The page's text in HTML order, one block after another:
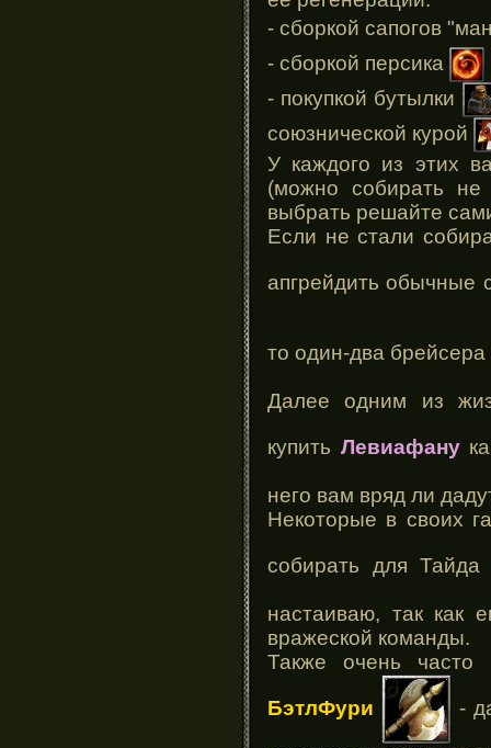
- сборкой сапогов
- сборкой персика
- покупкой бутылки
союзнической курой
У каждого из этих
(можно собирать
выбрать решайте
Если не стали
апгрейдить обычные
то один-два брейсера
Далее одним из
купить Левиафану
него вам вряд ли
Некоторые в своих
собирать для
настаиваю, так как
вражеской команды.
Также очень часто
БэтлФури -